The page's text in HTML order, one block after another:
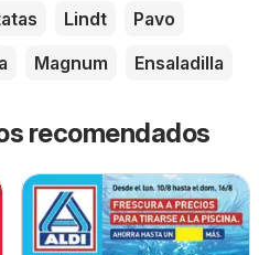
Lindt
Pavo
Magnum Ensaladilla
recomendados